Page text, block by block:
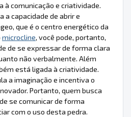
à comunicação e criatividade.
a capacidade de abrir e
que é o centro energético da
microcline, você pode, portanto,
de se expressar de forma clara
não verbalmente. Além
está ligada à criatividade.
a imaginação e incentiva o
Portanto, quem busca
se comunicar de forma
com o uso desta pedra.